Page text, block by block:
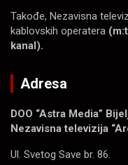
Takođe, Nezavisna
kablovskih operatera
kanal).
Adresa
DOO “Astra Media”
Nezavisna televizija
Ul. Svetog Save br. 86.